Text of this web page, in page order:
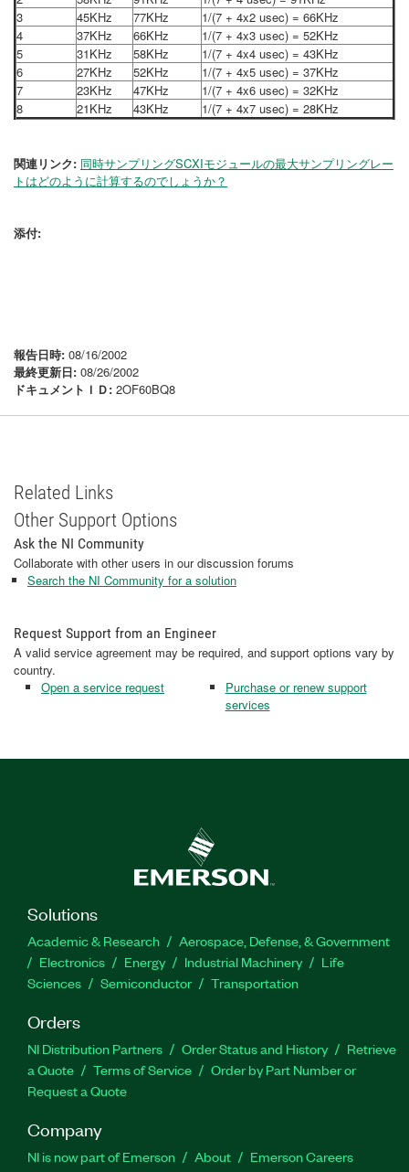
3
45KHz 77KHz
1/(7 + 4x2 usec) = 66KHz
4
37KHz 66KHz
1/(7 + 4x3 usec) = 52KHz
5
31KHz 58KHz
1/(7 + 4x4 usec) = 43KHz
6
27KHz 52KHz
1/(7 + 4x5 usec) = 37KHz
7
23KHz 47KHz
1/(7 + 4x6 usec) = 32KHz
8
21KHz 43KHz 1/(7 + 4x7 usec) = 28KHz
関連リンク: 同時サンプリングSCXIモジュールの最大サンプリングレー
トはどのように計算するのでしょうか？
添付:
報告日時: 08/16/2002
最終更新日: 08/26/2002
ドキュメントＩＤ: 2OF60BQ8
Related Links
Other Support Options
Ask the NI Community
Collaborate with other users in our discussion forums
Search the NI Community for a solution
Request Support from an Engineer
A valid service agreement may be required, and support options vary by
country.
Open a service request
Purchase or renew support
services
Solutions
Academic & Research
Aerospace, Defense, & Government
Electronics
Energy Industrial Machinery
Life
Sciences
Semiconductor Transportation
Orders
NI Distribution Partners Order Status and History
Retrieve
a Quote
Terms of Service
Order by Part Number or
Request a Quote
Company
NI is now part of Emerson About
Emerson Careers